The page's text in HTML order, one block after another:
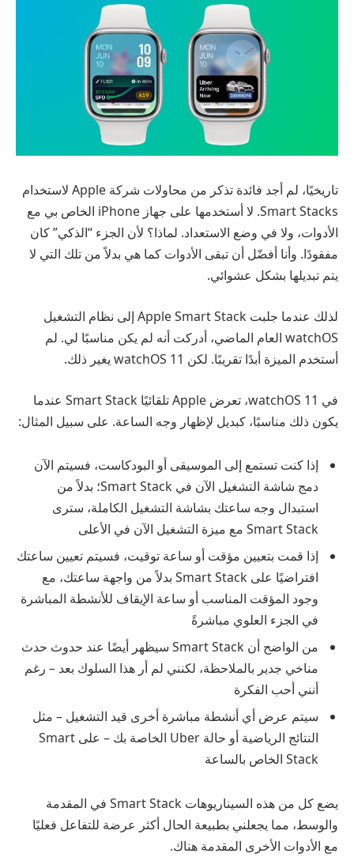
تاريخيًا، لم أجد فائدة تذكر من محاولات شركة Apple لاستخدام
Smart Stacks. لا أستخدمها على جهاز iPhone الخاص بي مع
الأدوات، ولا في وضع الاستعداد. لماذا؟ لأن الجزء “الذكي” كان
مفقودًا. وأنا أفضّل أن تبقى الأدوات كما هي بدلاً من تلك التي لا
يتم تبديلها بشكل عشوائي.
لذلك عندما جلبت Apple Smart Stack إلى نظام التشغيل
watchOS العام الماضي، أدركت أنه لم يكن مناسبًا لي. لم
أستخدم الميزة أبدًا تقريبًا. لكن watchOS 11 يغير ذلك.
في watchOS 11، تعرض Apple تلقائيًا Smart Stack عندما
يكون ذلك مناسبًا، كبديل لإظهار وجه الساعة. على سبيل المثال:
إذا كنت تستمع إلى الموسيقى أو البودكاست، فسيتم الآن
دمج شاشة التشغيل الآن في Smart Stack؛ بدلاً من
استبدال وجه ساعتك بشاشة التشغيل الكاملة، سترى
Smart Stack مع ميزة التشغيل الآن في الأعلى
إذا قمت بتعيين مؤقت أو ساعة توقيت، فسيتم تعيين ساعتك
افتراضيًا على Smart Stack بدلاً من واجهة ساعتك، مع
وجود المؤقت المناسب أو ساعة الإيقاف للأنشطة المباشرة
في الجزء العلوي مباشرةً
من الواضح أن Smart Stack سيظهر أيضًا عند حدوث حدث
مناخي جدير بالملاحظة، لكنني لم أر هذا السلوك بعد – رغم
أنني أحب الفكرة
سيتم عرض أي أنشطة مباشرة أخرى قيد التشغيل – مثل
النتائج الرياضية أو حالة Uber الخاصة بك – على Smart
Stack الخاص بالساعة
يضع كل من هذه السيناريوهات Smart Stack في المقدمة
والوسط، مما يجعلني بطبيعة الحال أكثر عرضة للتفاعل فعليًا
مع الأدوات الأخرى المقدمة هناك.